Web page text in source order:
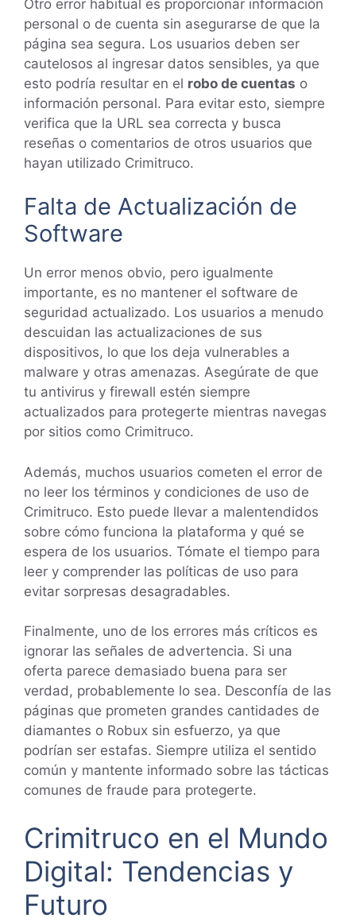
Otro error habitual es proporcionar información
personal o de cuenta sin asegurarse de que la
página sea segura. Los usuarios deben ser
cautelosos al ingresar datos sensibles, ya que
esto podría resultar en el robo de cuentas o
información personal. Para evitar esto, siempre
verifica que la URL sea correcta y busca
reseñas o comentarios de otros usuarios que
hayan utilizado Crimitruco.
Falta de Actualización de
Software
Un error menos obvio, pero igualmente
importante, es no mantener el software de
seguridad actualizado. Los usuarios a menudo
descuidan las actualizaciones de sus
dispositivos, lo que los deja vulnerables a
malware y otras amenazas. Asegúrate de que
tu antivirus y firewall estén siempre
actualizados para protegerte mientras navegas
por sitios como Crimitruco.
Además, muchos usuarios cometen el error de
no leer los términos y condiciones de uso de
Crimitruco. Esto puede llevar a malentendidos
sobre cómo funciona la plataforma y qué se
espera de los usuarios. Tómate el tiempo para
leer y comprender las políticas de uso para
evitar sorpresas desagradables.
Finalmente, uno de los errores más críticos es
ignorar las señales de advertencia. Si una
oferta parece demasiado buena para ser
verdad, probablemente lo sea. Desconfía de las
páginas que prometen grandes cantidades de
diamantes o Robux sin esfuerzo, ya que
podrían ser estafas. Siempre utiliza el sentido
común y mantente informado sobre las tácticas
comunes de fraude para protegerte.
Crimitruco en el Mundo
Digital: Tendencias y
Futuro